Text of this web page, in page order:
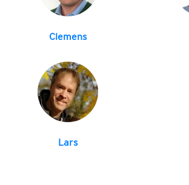
Clemens
Lars